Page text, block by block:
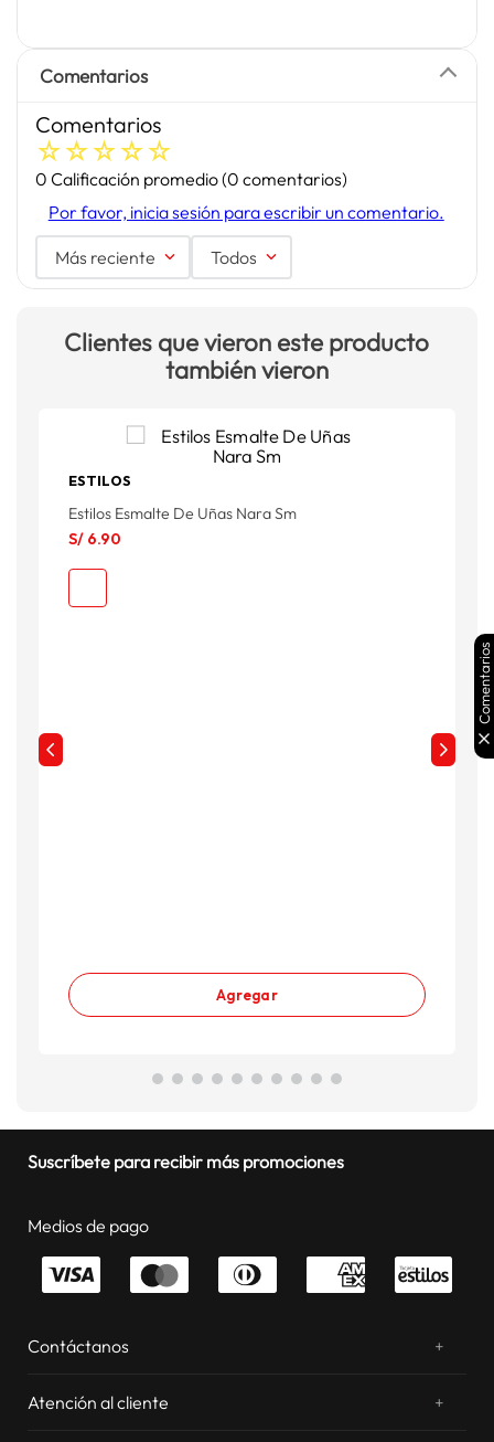
Comentarios
Comentarios
☆☆☆☆☆
0 Calificación promedio(0 comentarios)
Por favor, inicia sesión para escribir un comentario.
Más reciente Todos
Clientes que vieron este producto
también vieron
ESTILOS
Estilos Esmalte De Uñas Nara Sm
S/ 6.90
Agregar
Suscríbete para recibir más promociones
Medios de pago
Contáctanos +
Atención al cliente
+
Comentarios